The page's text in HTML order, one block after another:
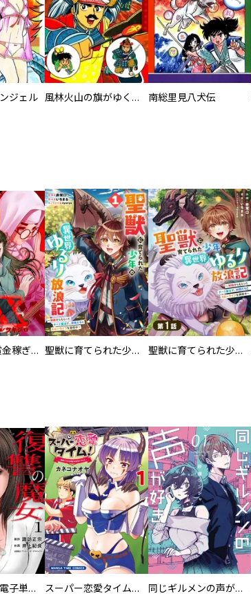
ジェル 風林火山の旗がゆく 武田信玄 南総里見八犬伝
EX ～その賞金稼ぎは、世界の出口を探す～【単行本版】 聖獣に育てられた少年の異世界ゆるり放浪記～神様からもらったチート魔法で、仲間たちとスローライフを満喫中～ 聖獣に育てられた少年の異世界ゆるり放浪記～神様からもらったチート魔法で、仲間たちとスローライフを満喫中～【分冊版】
復讐の魔女【電子単行本版】 スーパー恋愛タイム！～現場でドＳな彼女は自宅でデレる～ 同じギルメンの声が好き